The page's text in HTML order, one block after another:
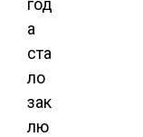
год
а
ста
ло
зак
лю